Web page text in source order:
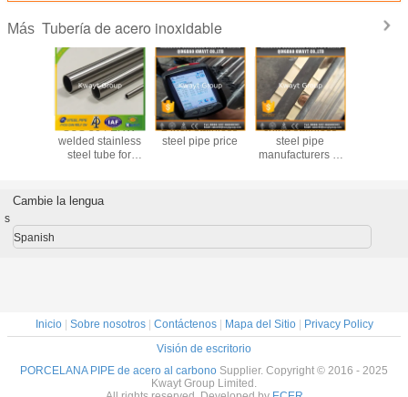
Más Tubería de acero inoxidable
SUS 304 ERW
welded stainless
steel tube for
2 inch stainless
steel pipe price
china stainless
steel pipe
manufacturers in
Cambie la lengua
s
Spanish
Inicio| Sobre nosotros| Contáctenos| Mapa del Sitio| Privacy Policy
Visión de escritorio
PORCELANA PIPE de acero al carbono Supplier. Copyright © 2016 - 2025
Kwayt Group Limited.